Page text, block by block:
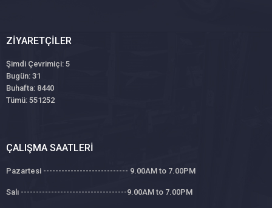
ZIYARETÇILER
Şimdi Çevrimiçi: 5
Bugün: 31
Buhafta: 8440
Tümü: 551252
ÇALIŞMA SAATLERI
Pazartesi ---------------------------- 9.00AM to 7.00PM
Salı -----------------------------------9.00AM to 7.00PM